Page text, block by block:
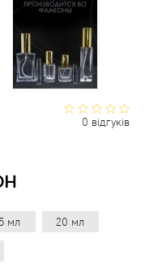
0 відгуків
мл 20 мл